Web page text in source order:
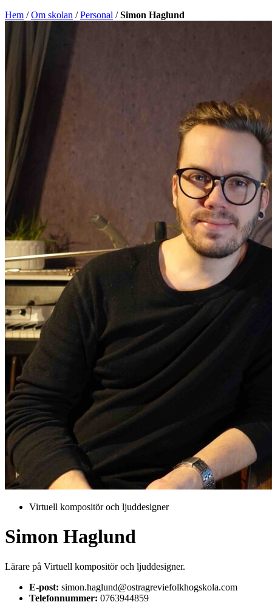
Hem /Om skolan /Personal /Simon Haglund
Virtuell kompositör och ljuddesigner
Simon Haglund
Lärare på Virtuell kompositör och ljuddesigner.
E-post: simon.haglund@ostragreviefolkhogskola.com
Telefonnummer: 0763944859